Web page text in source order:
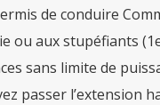
de conduire
ou aux stupéfiants
sans limite de
passer l’extension